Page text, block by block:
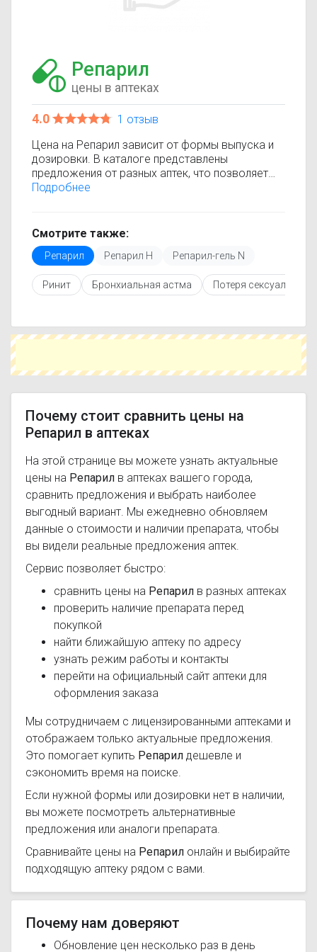
Репарил
цены в аптеках
4.0
1 отзыв
Цена на Репарил зависит от формы выпуска и
дозировки. В каталоге представлены
предложения от разных аптек, что позволяет
быстро найти, где купить Репарил по
только актуальные данные.
Перед покупкой рекомендуется ознакомиться с
инструкцией по применению, показаниями и
противопоказаниями. При необходимости вы
можете подобрать аналоги Репарил с похожим
Чтобы купить Репарил в ближайшей аптеке,
укажите свой город и сравните предложения.
оптимальный вариант по цене и наличию.
Подробнее
Смотрите также:
Репарил Репарил Н Репарил-гель N
Ринит Бронхиальная астма Потеря сексуального
Почему стоит сравнить цены на
Репарил в аптеках
На этой странице вы можете узнать актуальные
цены на Репарил в аптеках вашего города,
сравнить предложения и выбрать наиболее
выгодный вариант. Мы ежедневно обновляем
данные о стоимости и наличии препарата, чтобы
вы видели реальные предложения аптек.
Сервис позволяет быстро:
сравнить цены на Репарил в разных аптеках
проверить наличие препарата перед
покупкой
найти ближайшую аптеку по адресу
узнать режим работы и контакты
перейти на официальный сайт аптеки для
оформления заказа
Мы сотрудничаем с лицензированными аптеками и
отображаем только актуальные предложения.
Это помогает купить Репарил дешевле и
сэкономить время на поиске.
Если нужной формы или дозировки нет в наличии,
вы можете посмотреть альтернативные
предложения или аналоги препарата.
Сравнивайте цены на Репарил онлайн и выбирайте
подходящую аптеку рядом с вами.
Почему нам доверяют
Обновление цен несколько раз в день